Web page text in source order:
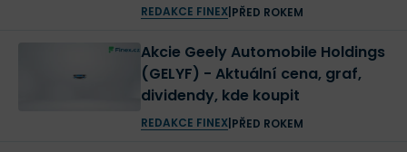
REDAKCE FINEX| PŘED ROKEM
Akcie Geely Automobile Holdings
(GELYF) - Aktuální cena, graf,
dividendy, kde koupit
REDAKCE FINEX| PŘED ROKEM